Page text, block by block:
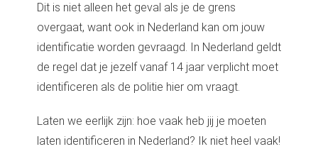
Dit is niet alleen het geval als je de grens
overgaat, want ook in Nederland kan om jouw
identificatie worden gevraagd. In Nederland geldt
de regel dat je jezelf vanaf 14 jaar verplicht moet
identificeren als de politie hier om vraagt.
Laten we eerlijk zijn: hoe vaak heb jij je moeten
laten identificeren in Nederland? Ik niet heel vaak!